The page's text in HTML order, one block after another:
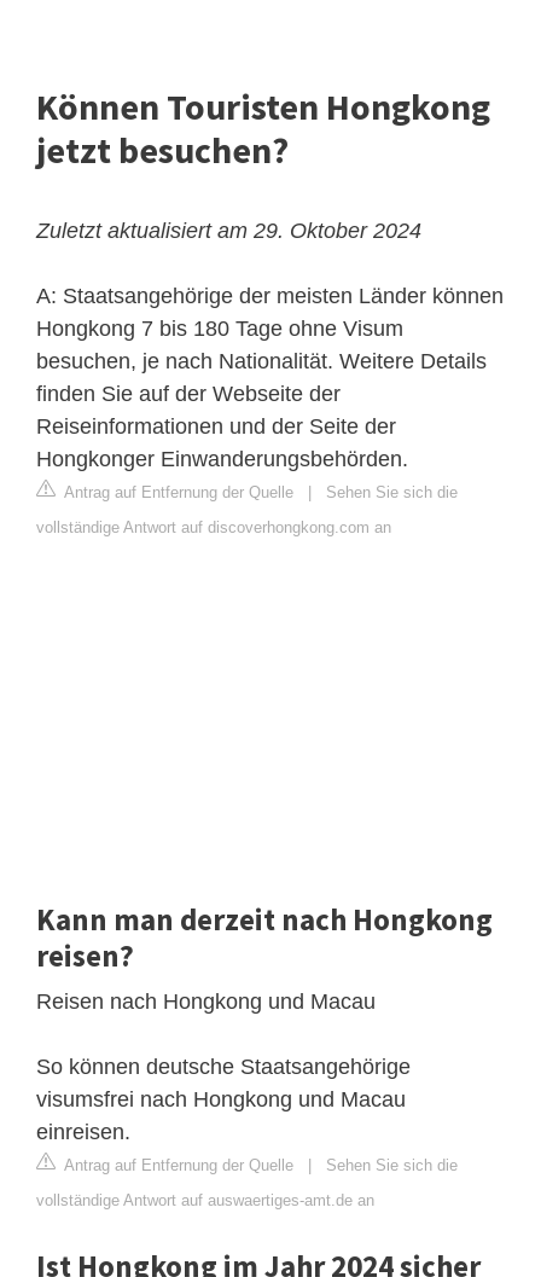
Können Touristen Hongkong
jetzt besuchen?
Zuletzt aktualisiert am 29. Oktober 2024
A: Staatsangehörige der meisten Länder können
Hongkong 7 bis 180 Tage ohne Visum
besuchen, je nach Nationalität. Weitere Details
finden Sie auf der Webseite der
Reiseinformationen und der Seite der
Hongkonger Einwanderungsbehörden.
Antrag auf Entfernung der Quelle
Sehen Sie sich die
vollständige Antwort auf discoverhongkong.com an
Kann man derzeit nach Hongkong
reisen?
Reisen nach Hongkong und Macau
So können deutsche Staatsangehörige
visumsfrei nach Hongkong und Macau
einreisen.
Antrag auf Entfernung der Quelle
Sehen Sie sich die
vollständige Antwort auf auswaertiges-amt.de an
Ist Hongkong im Jahr 2024 sicher